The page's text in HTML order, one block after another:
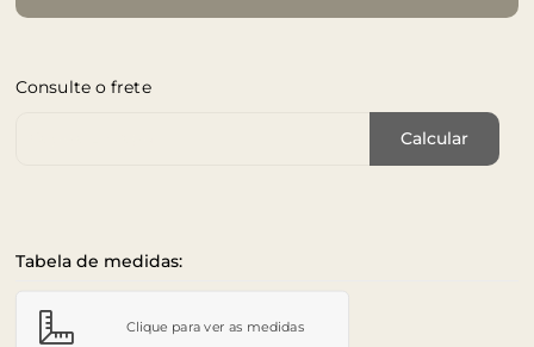
Consulte o frete
Calcular
Tabela de medidas:
Clique para ver as medidas